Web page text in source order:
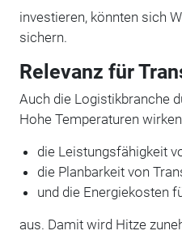
investieren, könnten sich
sichern.
Relevanz für
Auch die Logistikbranche
Hohe Temperaturen
die Leistungsfähigkeit
die Planbarkeit von
und die Energiekosten
aus. Damit wird Hitze